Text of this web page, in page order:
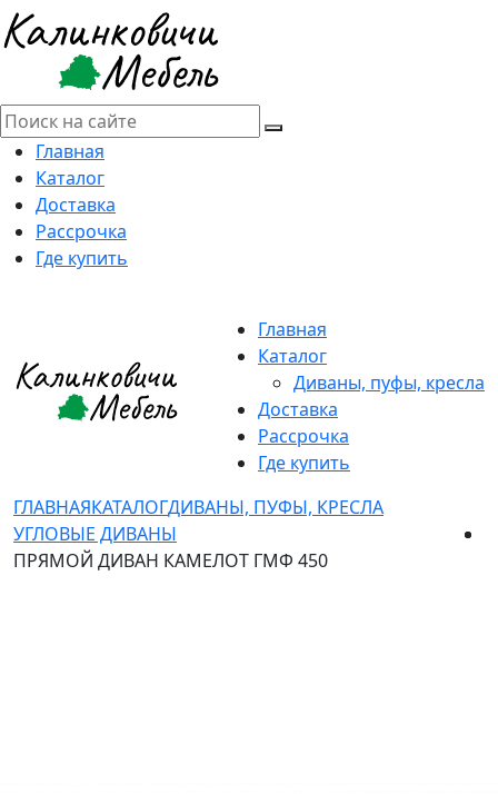
Главная
Каталог
Доставка
Рассрочка
Где купить
Главная
Каталог
Диваны, пуфы, кресла
Доставка
Рассрочка
Где купить
ГЛАВНАЯКАТАЛОГДИВАНЫ, ПУФЫ, КРЕСЛА
УГЛОВЫЕ ДИВАНЫ
ПРЯМОЙ ДИВАН КАМЕЛОТ ГМФ 450